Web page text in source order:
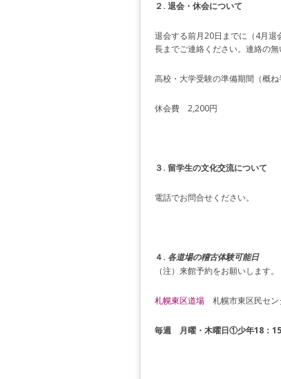
２. 退会・休会について
退会する前月20日までに（4月
長までご連絡ください。連絡の
高校・大学受験の準備期間（概
休会費 2,200円
３. 留学生の文化交流について
電話でお問合せください。
４. 各道場の稽古体験可能日
（注）来館予約をお願いします。
札幌東区道場札幌市東区民セン
毎週 月曜・木曜日①少年18：